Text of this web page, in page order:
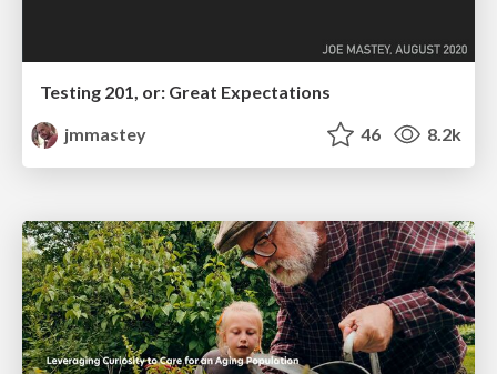
Testing 201, or: Great Expectations
jmmastey
46 8.2k